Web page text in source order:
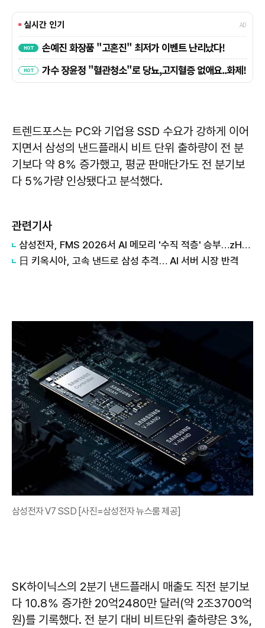
트렌드포스는 PC와 기업용 SSD 수요가 강하게 이어
지면서 삼성의 낸드플래시 비트 단위 출하량이 전 분
기보다 약 8％ 증가했고, 평균 판매단가도 전 분기보
다 5％가량 인상됐다고 분석했다.
관련기사
삼성전자, FMS 2026서 AI 메모리 '수직 적층' 승부…zHBM·400단 낸드 공개
日 키옥시아, 고속 낸드로 삼성 추격… AI 서버 시장 반격
삼성전자 V7 SSD [사진=삼성전자 뉴스룸 제공]
SK하이닉스의 2분기 낸드플래시 매출도 직전 분기보
다 10.8％ 증가한 20억2480만 달러(약 2조3700억
원)를 기록했다. 전 분기 대비 비트단위 출하량은 3％,